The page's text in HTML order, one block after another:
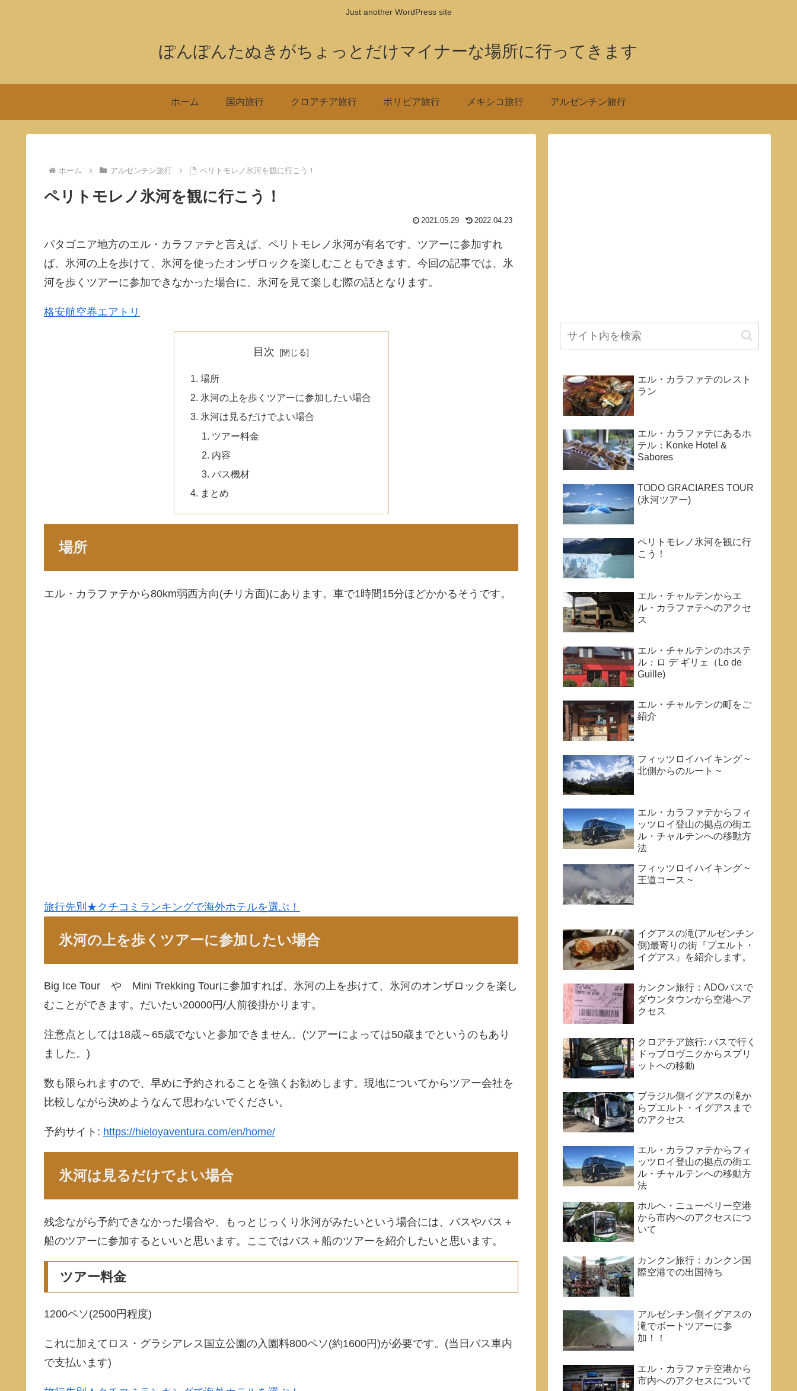
Just another WordPress site
ぽんぽんたぬきがちょっとだけマイナーな場所に行ってきます
ホーム 国内旅行 クロアチア旅行 ボリビア旅行 メキシコ旅行 アルゼンチン旅行
ホーム アルゼンチン旅行 ペリトモレノ氷河を観に行こう！
ペリトモレノ氷河を観に行こう！
2021.05.29 2022.04.23
パタゴニア地方のエル・カラファテと言えば、ペリトモレノ氷河が有名です。ツアーに参加すれ
ば、氷河の上を歩けて、氷河を使ったオンザロックを楽しむこともできます。今回の記事では、氷
河を歩くツアーに参加できなかった場合に、氷河を見て楽しむ際の話となります。
格安航空券エアトリ
目次
場所
氷河の上を歩くツアーに参加したい場合
氷河は見るだけでよい場合
ツアー料金
内容
バス機材
まとめ
場所
エル・カラファテから80km弱西方向(チリ方面)にあります。車で1時間15分ほどかかるそうです。
旅行先別★クチコミランキングで海外ホテルを選ぶ！
氷河の上を歩くツアーに参加したい場合
Big Ice Tour や Mini Trekking Tourに参加すれば、氷河の上を歩けて、氷河のオンザロックを楽し
むことができます。だいたい20000円/人前後掛かります。
注意点としては18歳～65歳でないと参加できません。(ツアーによっては50歳までというのもあり
ました。)
数も限られますので、早めに予約されることを強くお勧めします。現地についてからツアー会社を
比較しながら決めようなんて思わないでください。
予約サイト: https://hieloyaventura.com/en/home/
氷河は見るだけでよい場合
残念ながら予約できなかった場合や、もっとじっくり氷河がみたいという場合には、バスやバス＋
船のツアーに参加するといいと思います。ここではバス＋船のツアーを紹介したいと思います。
ツアー料金
1200ペソ(2500円程度)
これに加えてロス・グラシアレス国立公園の入園料800ペソ(約1600円)が必要です。(当日バス車内
で支払います)
エル・カラファテのレスト
ラン
エル・カラファテにあるホ
テル：Konke Hotel &
Sabores
TODO GRACIARES TOUR
(氷河ツアー)
ペリトモレノ氷河を観に行
こう！
エル・チャルテンからエ
ル・カラファテへのアクセ
ス
エル・チャルテンのホステ
ル：ロ デ ギリェ（Lo de
Guille)
エル・チャルテンの町をご
紹介
フィッツロイハイキング ~
北側からのルート ~
エル・カラファテからフィ
ッツロイ登山の拠点の街エ
ル・チャルテンへの移動方
法
フィッツロイハイキング ~
王道コース ~
イグアスの滝(アルゼンチン
側)最寄りの街『プエルト・
イグアス』を紹介します。
カンクン旅行：ADOバスで
ダウンタウンから空港へア
クセス
クロアチア旅行: バスで行く
ドゥブロヴニクからスプリ
ットへの移動
ブラジル側イグアスの滝か
らプエルト・イグアスまで
のアクセス
エル・カラファテからフィ
ッツロイ登山の拠点の街エ
ル・チャルテンへの移動方
法
ホルヘ・ニューベリー空港
から市内へのアクセスにつ
いて
カンクン旅行：カンクン国
際空港での出国待ち
アルゼンチン側イグアスの
滝でボートツアーに参
加！！
エル・カラファテ空港から
市内へのアクセスについて